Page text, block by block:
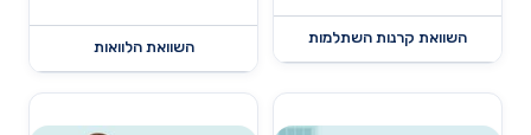
השוואת קרנות השתלמות
השוואת הלוואות